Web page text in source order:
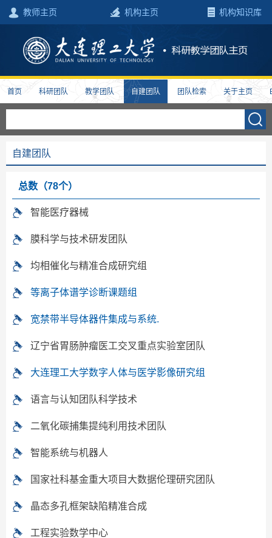
教师主页 机构主页 机构知识库
首页 科研团队 教学团队 自建团队 团队检索 关于主页
自建团队
总数（78个）
智能医疗器械
膜科学与技术研发团队
均相催化与精准合成研究组
等离子体谱学诊断课题组
宽禁带半导体器件集成与系统.
辽宁省胃肠肿瘤医工交叉重点实验室团队
大连理工大学数字人体与医学影像研究组
语言与认知团队科学技术
二氧化碳捕集提纯利用技术团队
智能系统与机器人
国家社科基金重大项目大数据伦理研究团队
晶态多孔框架缺陷精准合成
工程实验数学中心